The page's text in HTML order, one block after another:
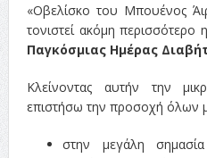
«Οβελίσκο του Μπουένος
τονιστεί ακόμη περισσότερο
Παγκόσμιας Ημέρας
Κλείνοντας αυτήν την
επιστήσω την προσοχή όλων
στην μεγάλη